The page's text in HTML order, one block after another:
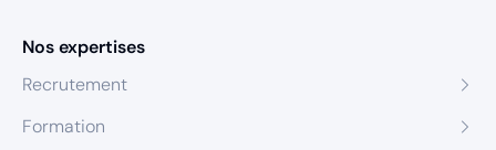
Nos expertises
Recrutement
Formation